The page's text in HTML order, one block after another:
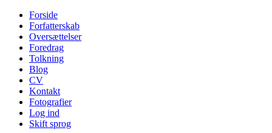
Forside
Forfatterskab
Oversættelser
Foredrag
Tolkning
Blog
CV
Kontakt
Fotografier
Log ind
Skift sprog